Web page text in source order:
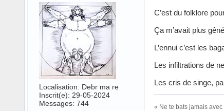
Localisation: Debr ma re
Inscrit(e): 29-05-2024
Messages: 744
C’est du folklore
Ça m’avait plus
L’ennui c’est les
Les infiltrations de
Les cris de singe,
« Ne te bats jamais